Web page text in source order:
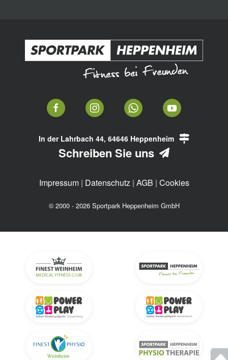
In der Lahrbach 44, 64646 Heppenheim
Schreiben Sie uns
Impressum| Datenschutz| AGB | Cookies
© 2000 - 2026 Sportpark Heppenheim GmbH